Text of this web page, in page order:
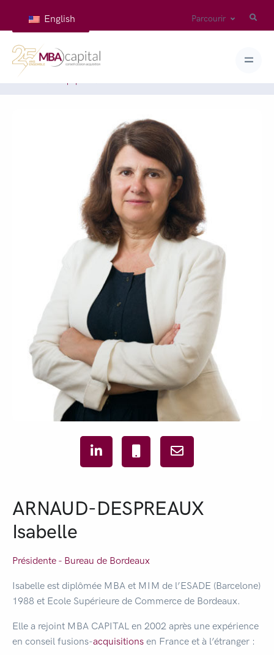
English Parcourir
ARNAUD-DESPREAUX
Isabelle
Présidente - Bureau de Bordeaux
Isabelle est diplômée MBA et MIM de l’ESADE (Barcelone)
1988 et Ecole Supérieure de Commerce de Bordeaux.
Elle a rejoint MBA CAPITAL en 2002 après une expérience
en conseil fusions-acquisitions en France et à l’étranger :